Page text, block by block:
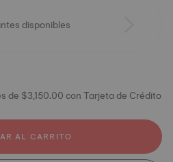
disponibles
de $3,150.00 con Tarjeta de Crédito
AL CARRITO